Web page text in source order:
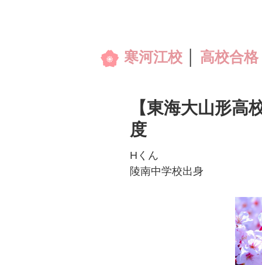
寒河江校 高校合格
【東海大山形
度
Hくん
陵南中学校出身